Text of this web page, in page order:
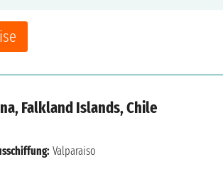
Falkland Islands, Chile
Valparaiso